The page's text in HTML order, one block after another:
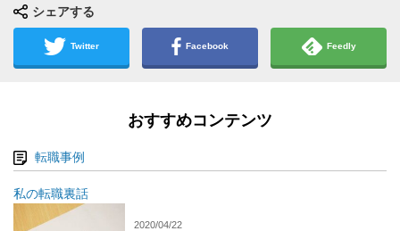
シェアする
Twitter Facebook Feedly
おすすめコンテンツ
転職事例
私の転職裏話
2020/04/22